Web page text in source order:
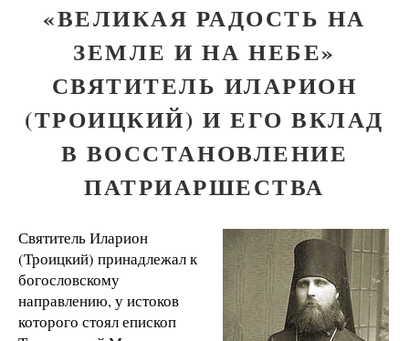
«ВЕЛИКАЯ РАДОСТЬ НА
ЗЕМЛЕ И НА НЕБЕ»
СВЯТИТЕЛЬ ИЛАРИОН
(ТРОИЦКИЙ) И ЕГО ВКЛАД
В ВОССТАНОВЛЕНИЕ
ПАТРИАРШЕСТВА
Святитель Иларион
(Троицкий) принадлежал к
богословскому
направлению, у истоков
которого стоял епископ